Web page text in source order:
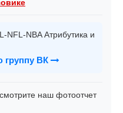
NFL-NBA Атрибутика и
группу ВК
наш фотоотчет